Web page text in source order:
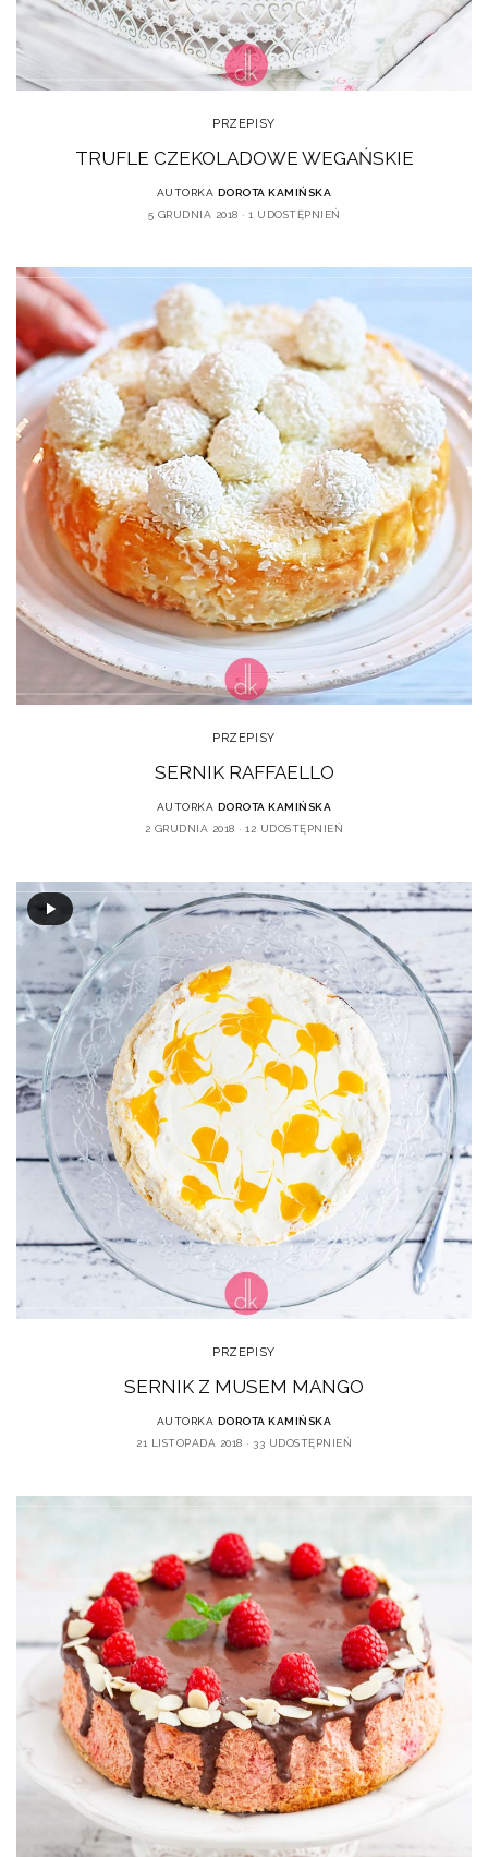
PRZEPISY
TRUFLE CZEKOLADOWE WEGAŃSKIE
AUTORKA DOROTA KAMIŃSKA
5 GRUDNIA 2018
1 UDOSTĘPNIEŃ
PRZEPISY
SERNIK RAFFAELLO
AUTORKA DOROTA KAMIŃSKA
2 GRUDNIA 2018
12 UDOSTĘPNIEŃ
PRZEPISY
SERNIK Z MUSEM MANGO
AUTORKA DOROTA KAMIŃSKA
21 LISTOPADA 2018
33 UDOSTĘPNIEŃ